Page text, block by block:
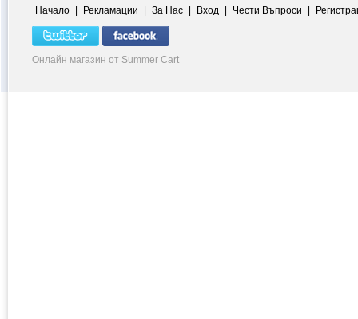
Начало | Рекламации | За Нас | Вход | Чести Въпроси |
Онлайн магазин от Summer Cart